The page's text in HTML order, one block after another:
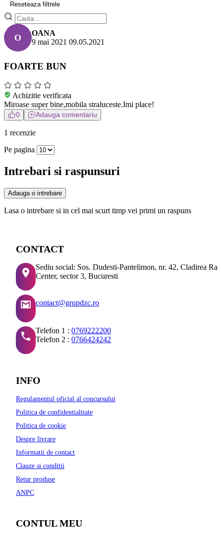
Reseteaza filtrele
O
OANA
9 mai 2021 09.05.2021
FOARTE BUN
Achizitie verificata
Miroase super bine,mobila straluceste.Imi place!
0 Adauga comentariu
1 recenzie
Pe pagina
Intrebari si raspunsuri
Adauga o intrebare
Lasa o intrebare si in cel mai scurt timp vei primi un raspuns
CONTACT
Sediu social: Sos. Dudesti-Pantelimon, nr. 42, Cladirea
Center, sector 3, Bucuresti
contact@grupdzc.ro
Telefon 1 : 0769222200
Telefon 2 : 0766424242
INFO
Regulamentul oficial al concursului
Politica de confidentialitate
Politica de cookie
Despre livrare
Informatii de contact
Clauze si conditii
Retur produse
ANPC
CONTUL MEU